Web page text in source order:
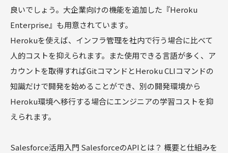
良いでしょう。大企業向けの機能を追加した『Heroku
Enterprise』も用意されています。
Herokuを使えば、インフラ管理を社内で行う場合に比べて
人的コストを抑えられます。また使用できる言語が多く、ア
カウントを取得すればGitコマンドとHeroku CLIコマンドの
知識だけで開発を始めることができ、別の開発環境から
Heroku環境へ移行する場合にエンジニアの学習コストを抑
えられます。
Salesforce活用入門 SalesforceのAPIとは？ 概要と仕組みを